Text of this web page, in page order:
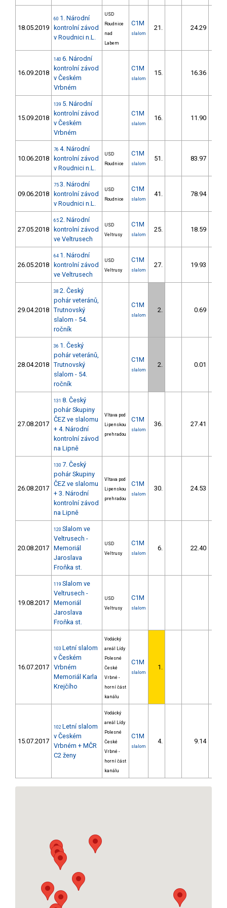
18.05.2019
60 1. Národní
kontrolní závod
v Roudnici n.L.
USD
Roudnice
nad
Labem
C1M
slalom
21. 24.29
16.09.2018
140 6. Národní
kontrolní závod
v Českém
Vrbném
C1M
slalom
15. 16.36
15.09.2018
139 5. Národní
kontrolní závod
v Českém
Vrbném
C1M
slalom
16. 11.90
10.06.2018
76 4. Národní
kontrolní závod
v Roudnici n.L.
USD
Roudnice
C1M
slalom
51. 83.97
09.06.2018
75 3. Národní
kontrolní závod
v Roudnici n.L.
USD
Roudnice
C1M
slalom
41. 78.94
27.05.2018
65 2. Národní
kontrolní závod
ve Veltrusech
USD
Veltrusy
C1M
slalom
25. 18.59
26.05.2018
64 1. Národní
kontrolní závod
ve Veltrusech
USD
Veltrusy
C1M
slalom
27. 19.93
29.04.2018
38 2. Český
pohár veteránů,
Trutnovský
slalom - 54.
ročník
C1M
slalom
2. 0.69
28.04.2018
36 1. Český
pohár veteránů,
Trutnovský
slalom - 54.
ročník
C1M
slalom
2. 0.01
27.08.2017
131 8. Český
pohár Skupiny
ČEZ ve slalomu
+ 4. Národní
kontrolní závod
na Lipně
Vltava pod
Lipenskou
prehradou
C1M
slalom
36. 27.41
26.08.2017
130 7. Český
pohár Skupiny
ČEZ ve slalomu
+ 3. Národní
kontrolní závod
na Lipně
Vltava pod
Lipenskou
prehradou
C1M
slalom
30. 24.53
20.08.2017
120 Slalom ve
Veltrusech -
Memoriál
Jaroslava
Froňka st.
USD
Veltrusy
C1M
slalom
6. 22.40
19.08.2017
119 Slalom ve
Veltrusech -
Memoriál
Jaroslava
Froňka st.
USD
Veltrusy
C1M
slalom
16.07.2017
103 Letní slalom
v Českém
Vrbném
Memoriál Karla
Krejčího
Vodácký
areál Lídy
Polesné
České
Vrbné -
horní část
kanálu
C1M
slalom
1.
15.07.2017
102 Letní slalom
v Českém
Vrbném + MČR
C2 ženy
Vodácký
areál Lídy
Polesné
České
Vrbné -
horní část
kanálu
C1M
slalom
4. 9.14